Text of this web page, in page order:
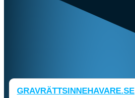
GRAVRÄTTSINNEHAVARE.SE